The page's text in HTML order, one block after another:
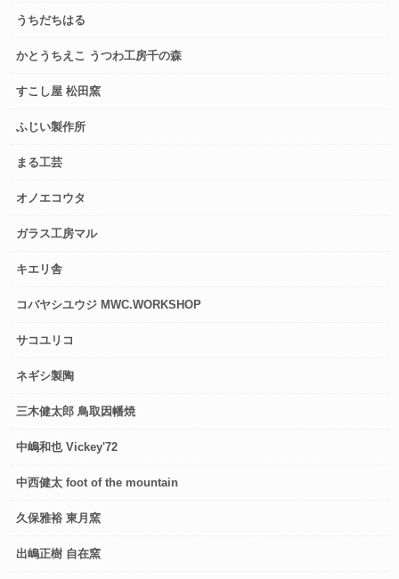
うちだちはる
かとうちえこ うつわ工房千の森
すこし屋 松田窯
ふじい製作所
まる工芸
オノエコウタ
ガラス工房マル
キエリ舎
コバヤシユウジ MWC.WORKSHOP
サコユリコ
ネギシ製陶
三木健太郎 鳥取因幡焼
中嶋和也 Vickey'72
中西健太 foot of the mountain
久保雅裕 東月窯
出嶋正樹 自在窯